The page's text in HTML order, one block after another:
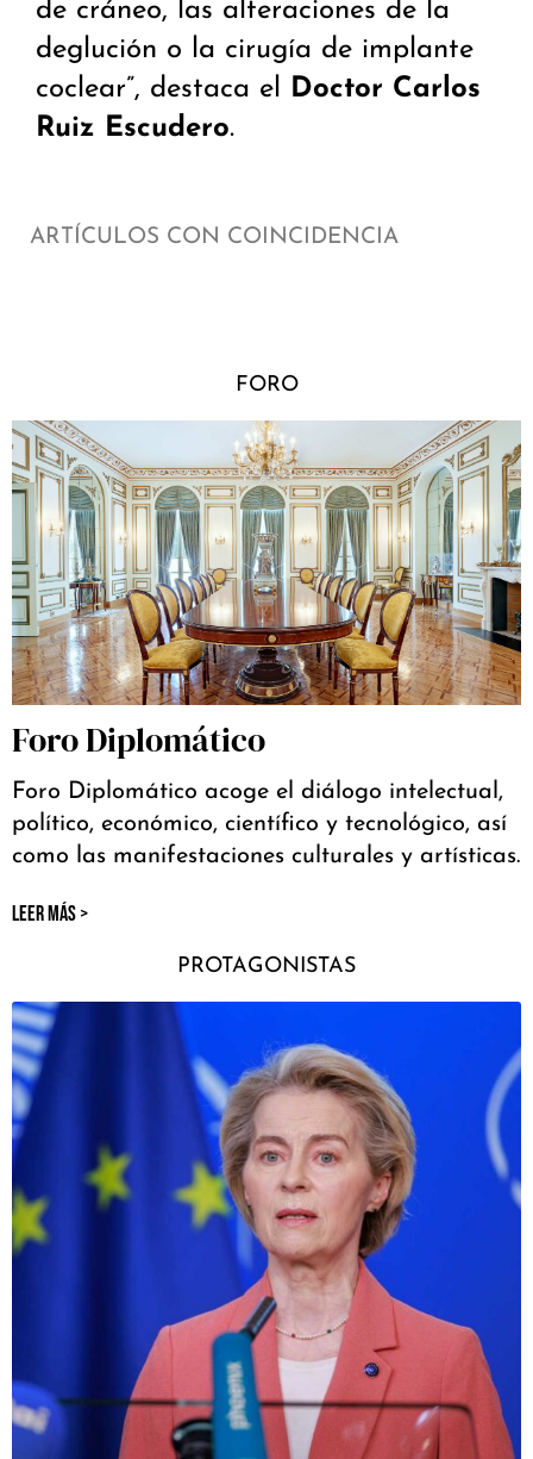
de cráneo, las alteraciones de la
deglución o la cirugía de implante
coclear”, destaca el Doctor Carlos
Ruiz Escudero.
ARTÍCULOS CON COINCIDENCIA
FORO
Foro Diplomático
Foro Diplomático acoge el diálogo intelectual,
político, económico, científico y tecnológico, así
como las manifestaciones culturales y artísticas.
LEER MÁS >
PROTAGONISTAS